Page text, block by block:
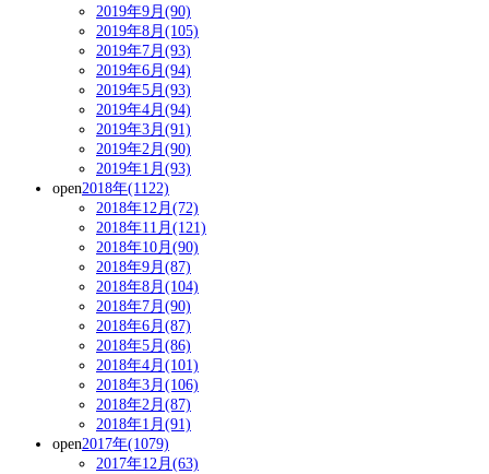
2019年9月(90)
2019年8月(105)
2019年7月(93)
2019年6月(94)
2019年5月(93)
2019年4月(94)
2019年3月(91)
2019年2月(90)
2019年1月(93)
open2018年(1122)
2018年12月(72)
2018年11月(121)
2018年10月(90)
2018年9月(87)
2018年8月(104)
2018年7月(90)
2018年6月(87)
2018年5月(86)
2018年4月(101)
2018年3月(106)
2018年2月(87)
2018年1月(91)
open2017年(1079)
2017年12月(63)